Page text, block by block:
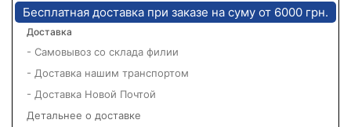
Бесплатная доставка при заказе на суму от 6000 грн.
Доставка
- Самовывоз со склада филии
- Доставка нашим транспортом
- Доставка Новой Почтой
Детальнее о доставке